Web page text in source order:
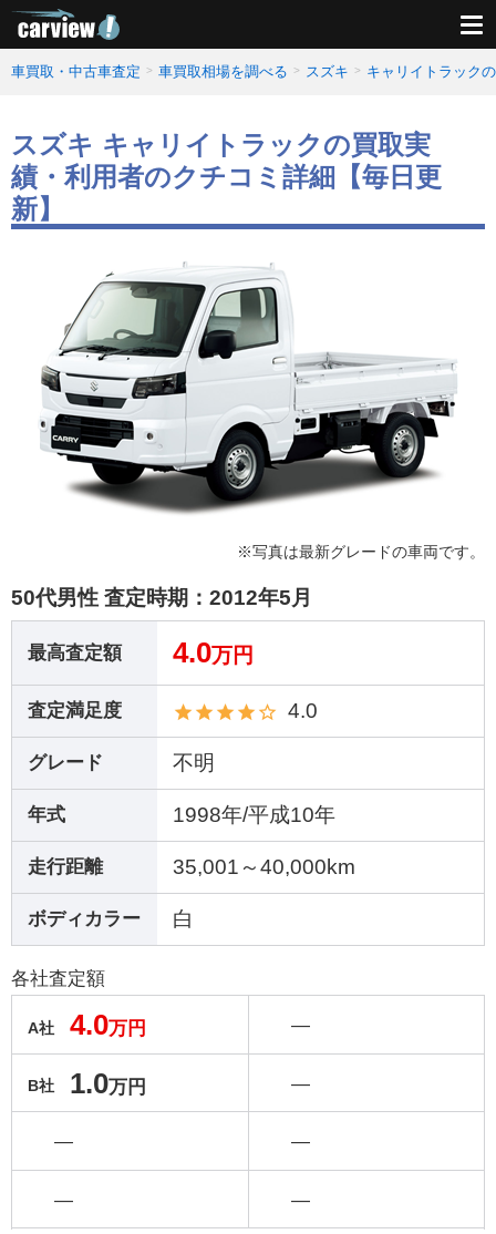
車買取・中古車査定 車買取相場を調べる スズキ キャリイトラック
スズキ キャリイトラックの買取実
績・利用者のクチコミ詳細【毎日更
新】
※写真は最新グレードの車両です。
50代男性 査定時期： 2012年5月
最高査定額 4.0万円
査定満足度 4.0
グレード 不明
年式 1998年/平成10年
走行距離 35,001～40,000km
ボディカラー 白
各社査定額
A社 4.0万円
B社 1.0万円
―
―
―
―
―
―